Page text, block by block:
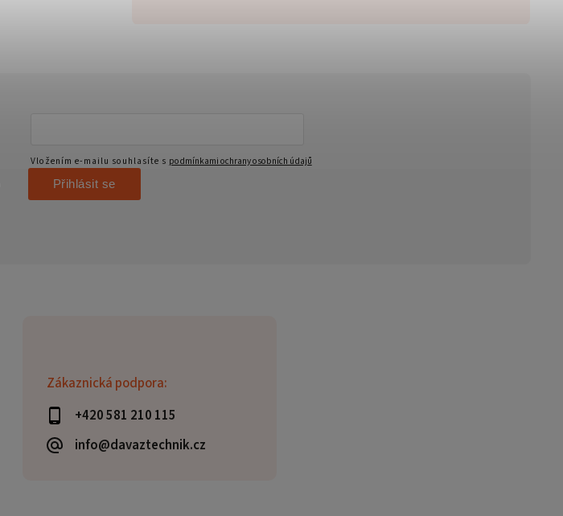
Zákaznická podpora:
+420 581 210 115
info@davaztechnik.cz
Vložením e-mailu souhlasíte s podmínkami ochrany osobních údajů
Přihlásit se